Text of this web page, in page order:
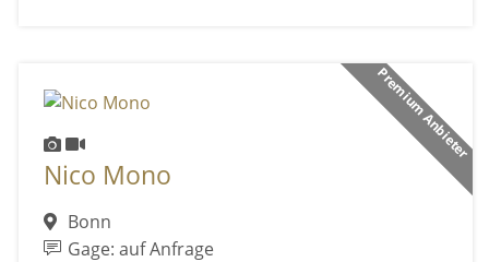
Premium Anbieter
Nico Mono
Bonn
Gage: auf Anfrage